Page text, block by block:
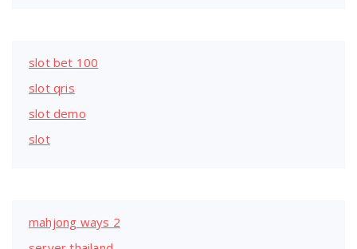
slot bet 100
slot qris
slot demo
slot
mahjong ways 2